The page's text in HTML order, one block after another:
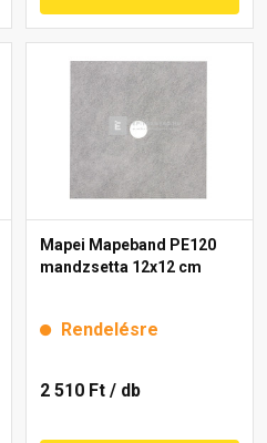
Mapei Mapeband PE120
mandzsetta 12x12 cm
Rendelésre
2 510 Ft / db